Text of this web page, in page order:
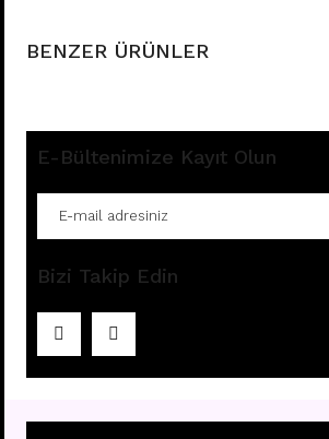
BENZER ÜRÜNLER
Fiyatları görebilmek içinüye girişi yapınız.
E-Bültenimize Kayıt Olun
Bizi Takip Edin